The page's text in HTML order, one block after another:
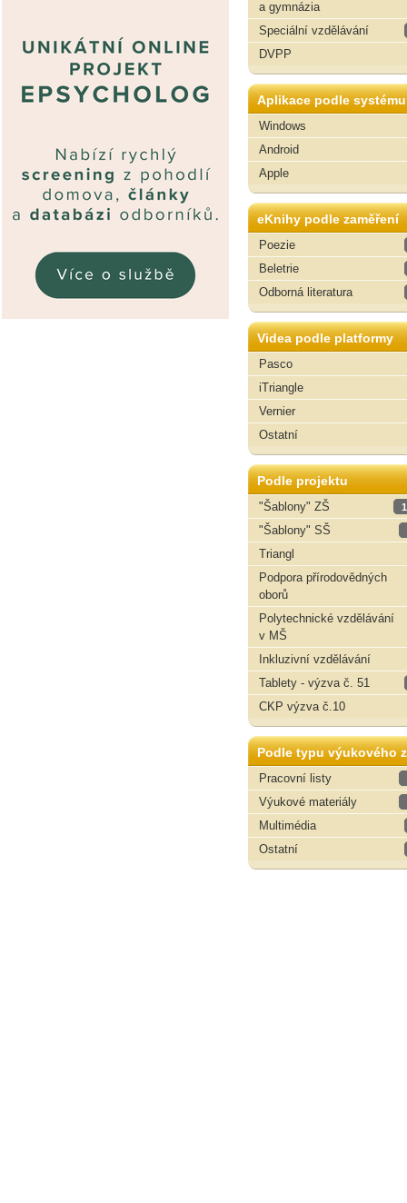
a gymnázia
Speciální vzdělávání
DVPP
Aplikace podle systému
Windows
Android
Apple
eKnihy podle zaměření
Poezie
Beletrie
Odborná literatura
Videa podle platformy
Pasco
iTriangle
Vernier
Ostatní
Podle projektu
"Šablony" ZŠ
"Šablony" SŠ
Triangl
Podpora přírodovědných
oborů
Polytechnické vzdělávání
v MŠ
Inkluzivní vzdělávání
Tablety - výzva č. 51
CKP výzva č.10
Podle typu výukového
Pracovní listy
Výukové materiály
Multimédia
Ostatní